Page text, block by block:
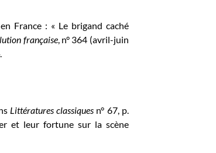
France : « Le brigand caché
française, n° 364 (avril-juin
Littératures classiques n° 67, p.
et leur fortune sur la scène